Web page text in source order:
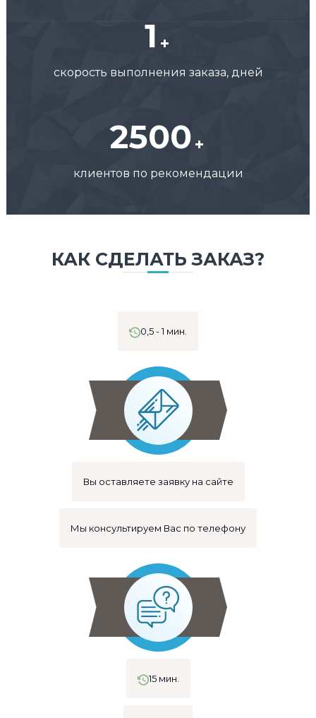
1
скорость выполнения заказа, дней
2500
клиентов по рекомендации
КАК СДЕЛАТЬ ЗАКАЗ?
0,5 - 1 мин.
Вы оставляете заявку на сайте
Мы консультируем Вас по телефону
15 мин.